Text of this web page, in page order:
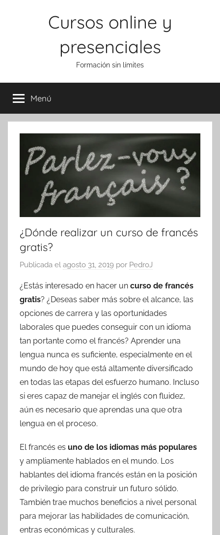
Cursos online y
presenciales
Formación sin límites
Menú
¿Dónde realizar un curso de francés
gratis?
Publicada el agosto 31, 2019 por PedroJ
¿Estás interesado en hacer un curso de francés
gratis? ¿Deseas saber más sobre el alcance, las
opciones de carrera y las oportunidades
laborales que puedes conseguir con un idioma
tan portante como el francés? Aprender una
lengua nunca es suficiente, especialmente en el
mundo de hoy que está altamente diversificado
en todas las etapas del esfuerzo humano. Incluso
si eres capaz de manejar el inglés con fluidez,
aún es necesario que aprendas una que otra
lengua en el proceso.
El francés es uno de los idiomas más populares
y ampliamente hablados en el mundo. Los
hablantes del idioma francés están en la posición
de privilegio para construir un futuro sólido.
También trae muchos beneficios a nivel personal
para mejorar las habilidades de comunicación,
entras económicas y culturales.